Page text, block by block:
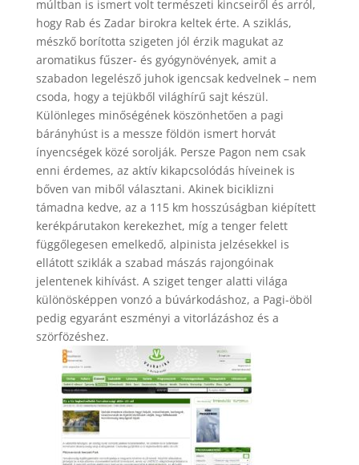
múltban is ismert volt természeti kincseiről és arról,
hogy Rab és Zadar birokra keltek érte. A sziklás,
mészkő borította szigeten jól érzik magukat az
aromatikus fűszer- és gyógynövények, amit a
szabadon legelésző juhok igencsak kedvelnek – nem
csoda, hogy a tejükből világhírű sajt készül.
Különleges minőségének köszönhetően a pagi
bárányhúst is a messze földön ismert horvát
ínyencségek közé sorolják. Persze Pagon nem csak
enni érdemes, az aktív kikapcsolódás híveinek is
bőven van miből választani. Akinek biciklizni
támadna kedve, az a 115 km hosszúságban kiépített
kerékpárutakon kerekezhet, míg a tenger felett
függőlegesen emelkedő, alpinista jelzésekkel is
ellátott sziklák a szabad mászás rajongóinak
jelentenek kihívást. A sziget tenger alatti világa
különösképpen vonzó a búvárkodáshoz, a Pagi-öböl
pedig egyaránt eszményi a vitorlázáshoz és a
szörfözéshez.